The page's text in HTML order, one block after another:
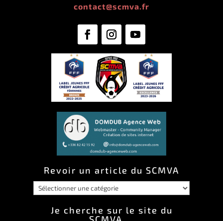
contact@scmva.fr
Revoir un article du SCMVA
Revoir
Je cherche sur le site du
SCMVA …